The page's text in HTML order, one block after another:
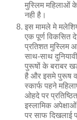
मुस्लिम महिलाओं के
नही है।
इस मामले मे
एक पूर्ण
प्रतिशत मुस्लिम
साथ-साथ
पुरूषों के बराबर
है और इसमे पुरूष
स्कार्फ पहने
ओहदे पर
इस्लामिक
पर साफ दिखलाई